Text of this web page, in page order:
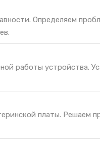
Определяем
работы устройства.
платы. Решаем